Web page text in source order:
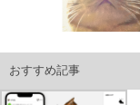
おすすめ記事